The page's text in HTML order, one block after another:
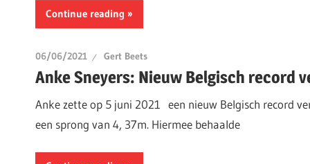
Continue reading
06/06/2021 Gert Beets
Anke Sneyers: Nieuw Belgisch record
Anke zette op 5 juni 2021 een nieuw Belgisch record
een sprong van 4, 37m. Hiermee behaalde